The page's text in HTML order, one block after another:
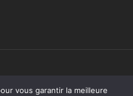
vous garantir la meilleure